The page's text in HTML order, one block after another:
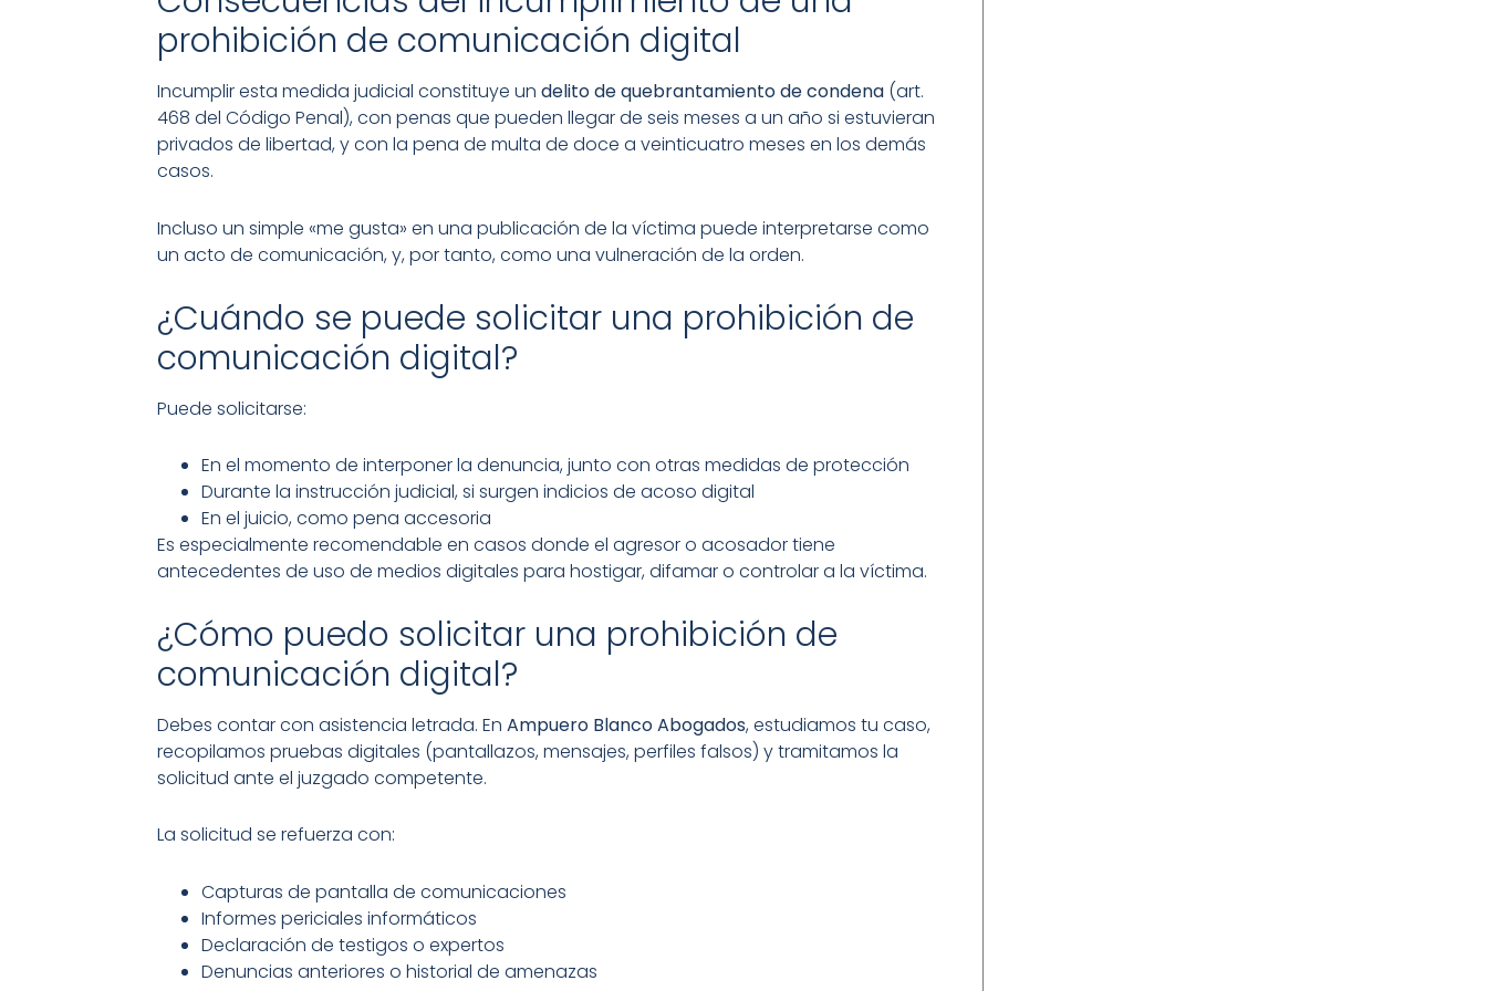
prohibición de comunicación digital
Incumplir esta medida judicial constituye un delito de quebrantamiento de condena (art.
468 del Código Penal), con penas que pueden llegar de seis meses a un año si estuvieran
privados de libertad, y con la pena de multa de doce a veinticuatro meses en los demás
casos.
Incluso un simple «me gusta» en una publicación de la víctima puede interpretarse como
un acto de comunicación, y, por tanto, como una vulneración de la orden.
¿Cuándo se puede solicitar una prohibición de
comunicación digital?
Puede solicitarse:
En el momento de interponer la denuncia, junto con otras medidas de protección
Durante la instrucción judicial, si surgen indicios de acoso digital
En el juicio, como pena accesoria
Es especialmente recomendable en casos donde el agresor o acosador tiene
antecedentes de uso de medios digitales para hostigar, difamar o controlar a la víctima.
¿Cómo puedo solicitar una prohibición de
comunicación digital?
Debes contar con asistencia letrada. En Ampuero Blanco Abogados, estudiamos tu caso,
recopilamos pruebas digitales (pantallazos, mensajes, perfiles falsos) y tramitamos la
solicitud ante el juzgado competente.
La solicitud se refuerza con:
Capturas de pantalla de comunicaciones
Informes periciales informáticos
Declaración de testigos o expertos
Denuncias anteriores o historial de amenazas